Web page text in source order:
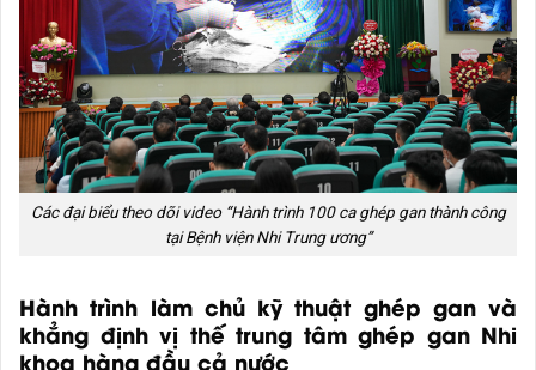
Các đại biểu theo dõi video “Hành trình 100 ca ghép gan thành công
tại Bệnh viện Nhi Trung ương”
Hành trình làm chủ kỹ thuật ghép gan và
khẳng định vị thế trung tâm ghép gan Nhi
khoa hàng đầu cả nước